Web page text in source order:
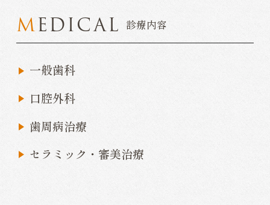
MEDICAL 診療内容
一般歯科
口腔外科
歯周病治療
セラミック・審美治療